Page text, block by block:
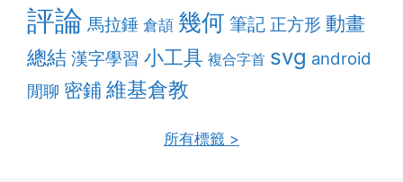
評論 馬拉錘 倉頡 幾何 筆記 正方形 動畫
總結 漢字學習 小工具 複合字首 svg android
閒聊 密鋪維基倉教
所有標籤 >